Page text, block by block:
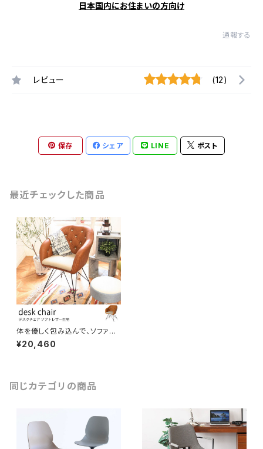
日本国内にお住まいの方向け
通報する
レビュー (12)
保存 シェア LINE ポスト
最近チェックした商品
体を優しく包み込んで、ソファの
ようにリラックスできるデスクチ
ェア ブラウン色ソフトレザー生
仕事場インテリア
¥20,460
同じカテゴリの商品